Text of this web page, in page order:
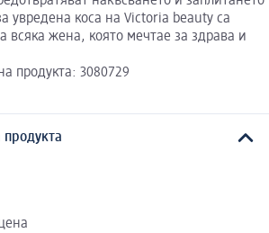
увредена коса на Victoria beauty са
всяка жена, която мечтае за здрава и
продукта: 3080729